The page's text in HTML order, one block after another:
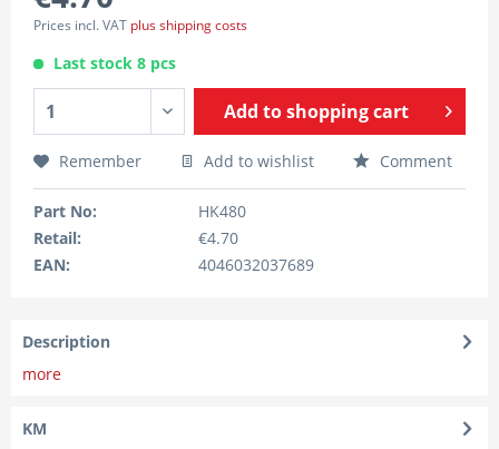
Prices incl. VAT plus shipping costs
Last stock 8 pcs
Add toshopping cart
Remember Add to wishlist Comment
Part No:
HK480
Retail:
€4.70
EAN:
4046032037689
Description
more
KM